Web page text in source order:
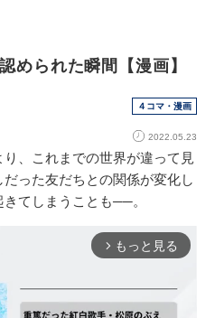
められた瞬間【漫画】
４コマ・漫画
2022.05.23
、これまでの世界が違って見
った友だちとの関係が変化し
てしまうことも──。
arrow_forward_ios もっと見る